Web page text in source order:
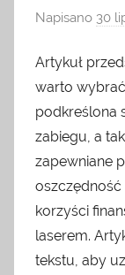
Napisano 30
Artykuł
warto
podkreślona
zabiegu, a
zapewniane
korzyści
laserem.
tekstu, aby